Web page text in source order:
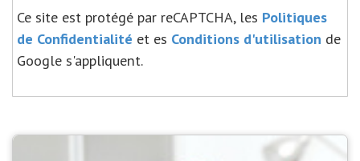
Ce site est protégé par reCAPTCHA, les Politiques
de Confidentialité et es Conditions d'utilisation de
Google s'appliquent.